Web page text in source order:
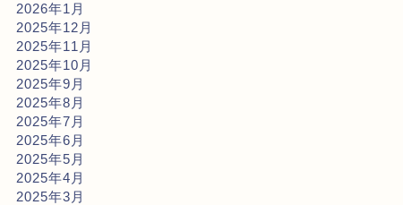
2026年1月
2025年12月
2025年11月
2025年10月
2025年9月
2025年8月
2025年7月
2025年6月
2025年5月
2025年4月
2025年3月